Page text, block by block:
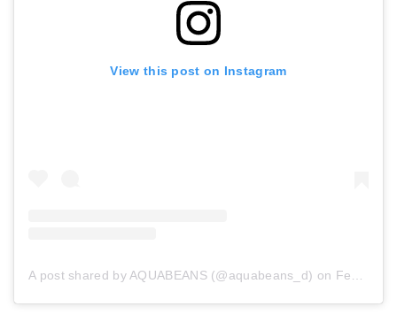
View this post on Instagram
A post shared by AQUABEANS (@aquabeans_d) on Feb 26, 2018 at 4:54pm PST